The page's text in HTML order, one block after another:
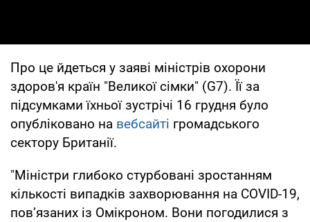
Про це йдеться у заяві міністрів охорони
здоров'я країн "Великої сімки" (G7). Її за
підсумками їхньої зустрічі 16 грудня було
опубліковано на вебсайті громадського
сектору Британії.
"Міністри глибоко стурбовані зростанням
кількості випадків захворювання на COVID-19,
пов’язаних із Омікроном. Вони погодилися з